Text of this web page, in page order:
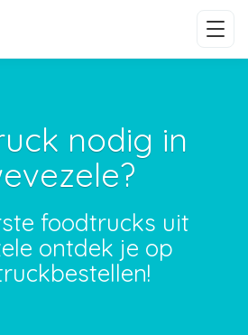
nodig in
foodtrucks uit
ontdek je op